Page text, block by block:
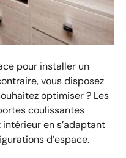
pour installer un
vous disposez
optimiser ? Les
coulissantes
en s’adaptant
d’espace.